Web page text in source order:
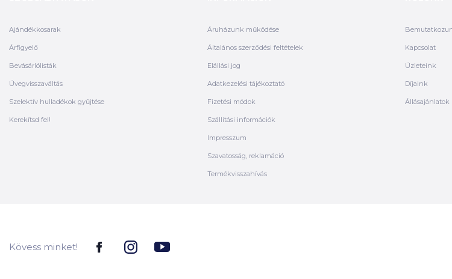
Ajándékkosarak
Árfigyelő
Bevásárlólisták
Üvegvisszaváltás
Szelektív hulladékok gyűjtése
Kerekítsd fel!
Áruházunk működése
Általános szerződési feltételek
Elállási jog
Adatkezelési tájékoztató
Fizetési módok
Szállítási információk
Impresszum
Szavatosság, reklamáció
Termékvisszahívás
Kapcsolat
Üzleteink
Díjaink
Állásajánlatok
Kövess minket!